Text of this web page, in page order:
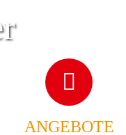
ANGEBOTE